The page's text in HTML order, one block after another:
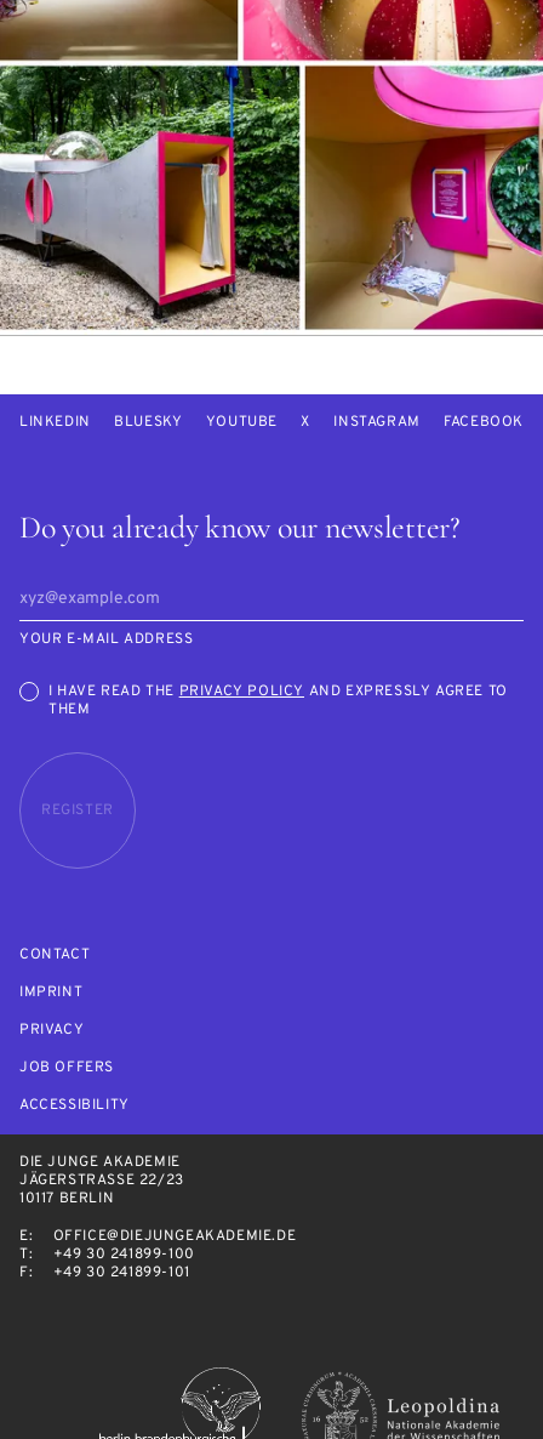
Do you already know our newsletter?
YOUR E-MAIL ADDRESS
I HAVE READ THE PRIVACY POLICY AND EXPRESSLY AGREE TO
THEM
REGISTER
LINKEDIN BLUESKY YOUTUBE X INSTAGRAM FACEBOOK
CONTACT
IMPRINT
PRIVACY
JOB OFFERS
ACCESSIBILITY
DIE JUNGE AKADEMIE
JÄGERSTRASSE 22/23
10117 BERLIN
E:
OFFICE@DIEJUNGEAKADEMIE.DE
T:
+49 30 241899-100
F:
+49 30 241899-101